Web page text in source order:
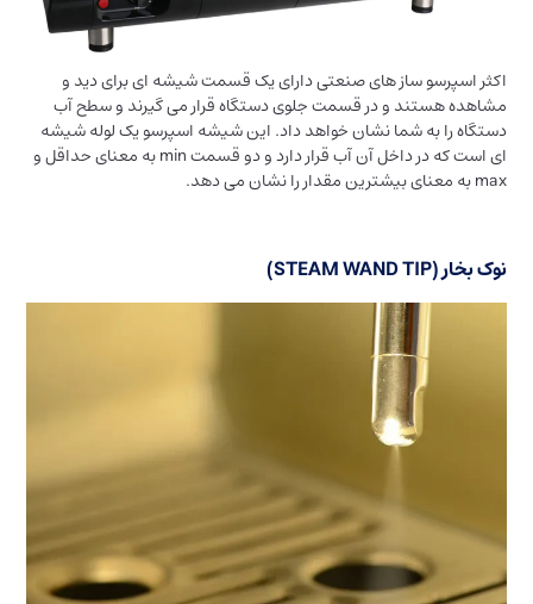
اکثر اسپرسو ساز های صنعتی دارای یک قسمت شیشه ای برای دید و
مشاهده هستند و در قسمت جلوی دستگاه قرار می گیرند و سطح آب
دستگاه را به شما نشان خواهد داد. این شیشه اسپرسو یک لوله شیشه
ای است که در داخل آن آب قرار دارد و دو قسمت min به معنای حداقل و
max به معنای بیشترین مقدار را نشان می دهد.
نوک بخار (STEAM WAND TIP)